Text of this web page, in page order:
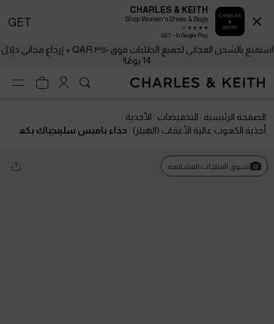
استمتع بالشحن المجاني لجميع الطلبات فوق ٣٥٠ QAR + إرجاع مجاني خلال
14 يومًا!
الصفحة الرئيسية التخفيضات
الأحذية
أحذية الكعوب عالية الأعقاب (الهيلز)
حذاء بامبس سلينجباك بكع
تسوق المنتجات المشابهة
CHARLES & KEITH
Shop Women's Shoes & Bags
GET - In Google Play
GET